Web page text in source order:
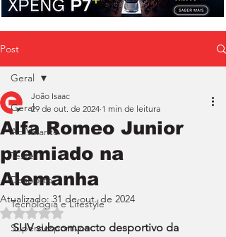
Post
Geral
Ao Volante
Teste
Desporto
Tecnologia e Lifestyle
Superdesportivos
Geral
Alfa Romeo Junior
premiado na
Alemanha
João Isaac
29 de out. de 2024 1 min de leitura
Atualizado:31 de out. de 2024
Avaliado com NaN de 5 estrelas.
SUV subcompacto desportivo da